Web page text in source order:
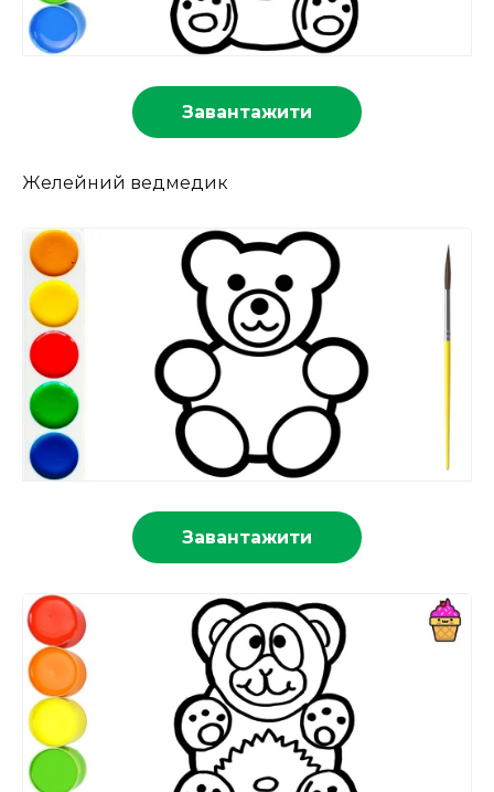
Завантажити
Желейний ведмедик
Завантажити